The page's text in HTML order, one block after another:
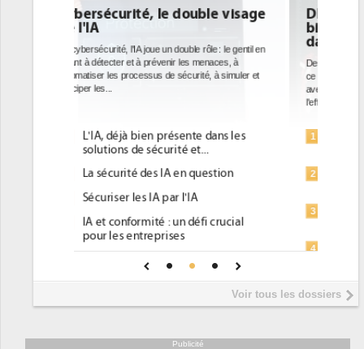
DEE: l'efficacité énergétique
bientôt une obligation pour les
datacenters
Des datacenters plus durables et plus efficaces, c'est
ce que recherchent les pouvoirs publics européens
avec la mise en oeuvre de la nouvelle Directive sur
1
Qu'est-ce que la DEE (directive
d'efficacité énergétique) ?
2
DEE, une pression administrative
place pour répondre à...
Phocea DC dans les cordes pour la
Interview de Fabrice Coquio,
président de Digital Realty...
soutient les...
Voir tous les dossiers
Publicité